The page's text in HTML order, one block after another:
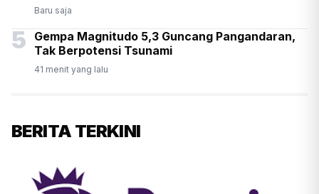
Baru saja
5
Gempa Magnitudo 5,3 Guncang Pangandaran,
Tak Berpotensi Tsunami
41 menit yang lalu
BERITA TERKINI